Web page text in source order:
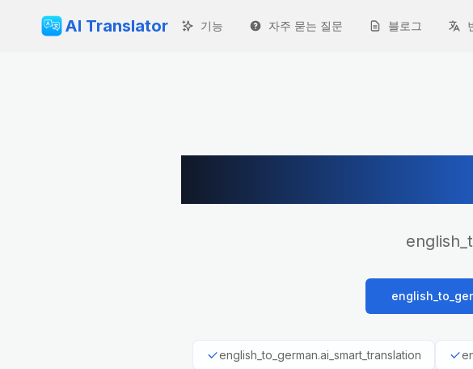
AI Translator 기능 자주 묻는 질문 블로그
english_to_german.ai_smart_translation